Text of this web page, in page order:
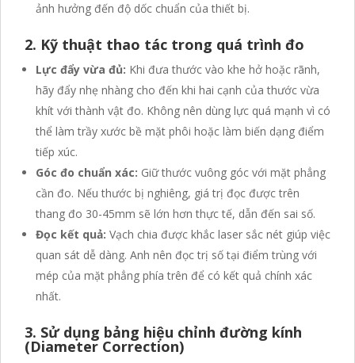
ảnh hưởng đến độ dốc chuẩn của thiết bị.
2. Kỹ thuật thao tác trong quá trình đo
Lực đẩy vừa đủ: Khi đưa thước vào khe hở hoặc rãnh,
hãy đẩy nhẹ nhàng cho đến khi hai cạnh của thước vừa
khít với thành vật đo. Không nên dùng lực quá mạnh vì có
thể làm trầy xước bề mặt phôi hoặc làm biến dạng điểm
tiếp xúc.
Góc đo chuẩn xác: Giữ thước vuông góc với mặt phẳng
cần đo. Nếu thước bị nghiêng, giá trị đọc được trên
thang đo 30-45mm sẽ lớn hơn thực tế, dẫn đến sai số.
Đọc kết quả: Vạch chia được khắc laser sắc nét giúp việc
quan sát dễ dàng. Anh nên đọc trị số tại điểm trùng với
mép của mặt phẳng phía trên để có kết quả chính xác
nhất.
3. Sử dụng bảng hiệu chỉnh đường kính
(Diameter Correction)